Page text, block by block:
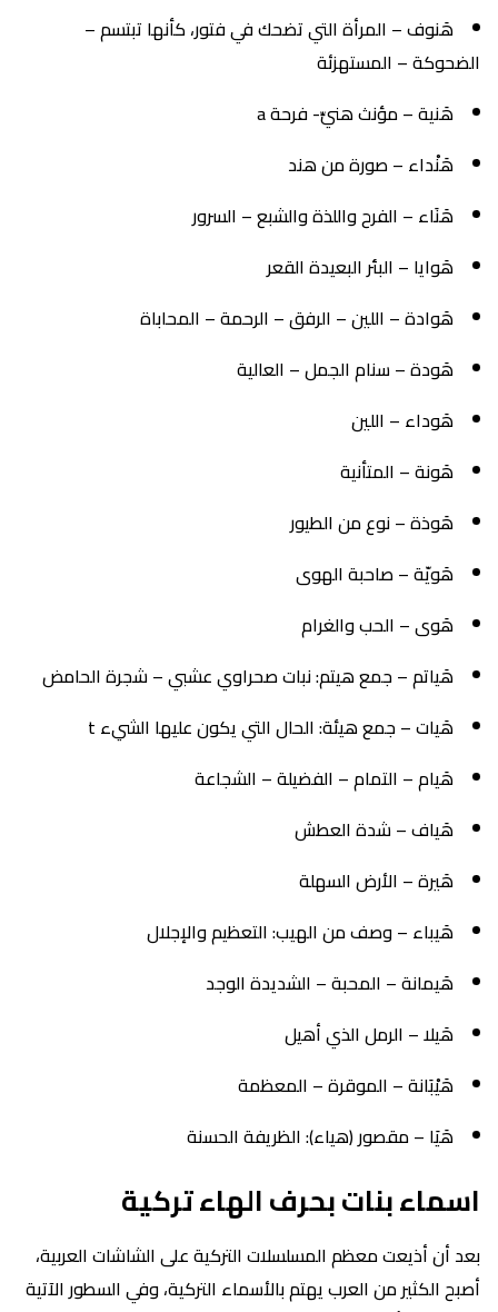
هَنوف – المرأة التي تضحك في فتور، كأنها تبتسم –
الضحوكة – المستهزئة
هَنية – مؤنث هنيِّ- فرحة a
هَنْداء – صورة من هند
هَنَاء – الفرح واللذة والشبع – السرور
هَوايا – البئر البعيدة القعر
هَوادة – اللين – الرفق – الرحمة – المحاباة
هَودة – سنام الجمل – العالية
هَوداء – اللين
هَونة – المتأنية
هَوذة – نوع من الطيور
هَويّة – صاحبة الهوى
هَوى – الحب والغرام
هَياتم – جمع هيتم: نبات صحراوي عشبي – شجرة الحامض
هَيات – جمع هيئة: الحال التي يكون عليها الشيء t
هَيام – التمام – الفضيلة – الشجاعة
هَياف – شدة العطش
هَيرة – الأرض السهلة
هَيباء – وصف من الهيب: التعظيم والإجلال
هَيمانة – المحبة – الشديدة الوجد
هَيلا – الرمل الذي أهيل
هَيْبَانة – الموقرة – المعظمة
هَيَا – مقصور (هياء): الظريفة الحسنة
اسماء بنات بحرف الهاء تركية
بعد أن أذيعت معظم المسلسلات التركية على الشاشات العربية،
أصبح الكثير من العرب يهتم بالأسماء التركية، وفي السطور الآتية